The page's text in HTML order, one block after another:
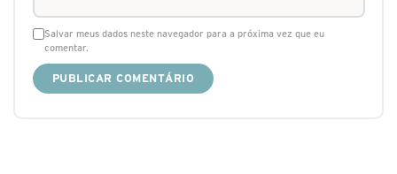
Salvar meus dados neste navegador para a próxima vez que eu
comentar.